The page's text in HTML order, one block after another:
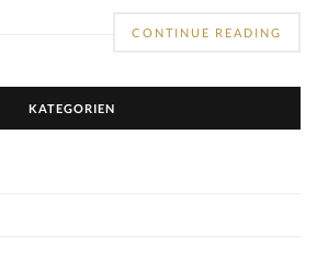
CONTINUE READING
KATEGORIEN